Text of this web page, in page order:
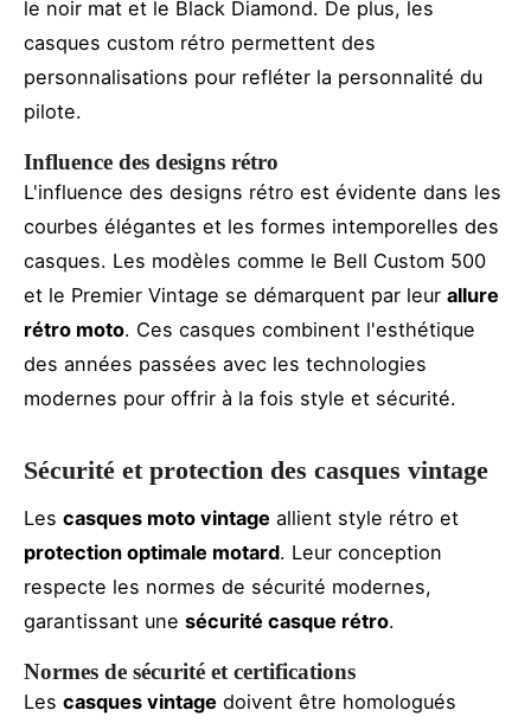
le noir mat et le Black Diamond. De plus, les
casques custom rétro permettent des
personnalisations pour refléter la personnalité du
pilote.
Influence des designs rétro
L'influence des designs rétro est évidente dans les
courbes élégantes et les formes intemporelles des
casques. Les modèles comme le Bell Custom 500
et le Premier Vintage se démarquent par leur allure
rétro moto. Ces casques combinent l'esthétique
des années passées avec les technologies
modernes pour offrir à la fois style et sécurité.
Sécurité et protection des casques vintage
Les casques moto vintage allient style rétro et
protection optimale motard. Leur conception
respecte les normes de sécurité modernes,
garantissant une sécurité casque rétro.
Normes de sécurité et certifications
Les casques vintage doivent être homologués